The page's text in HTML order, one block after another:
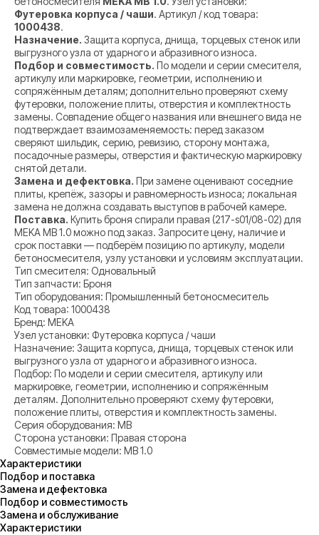
Футеровка корпуса / чаши. Артикул / код товара:
1000438.
Назначение. Защита корпуса, днища, торцевых стенок или
выгрузного узла от ударного и абразивного износа.
Подбор и совместимость. По модели и серии смесителя,
артикулу или маркировке, геометрии, исполнению и
сопряжённым деталям; дополнительно проверяют схему
футеровки, положение плиты, отверстия и комплектность
замены. Совпадение общего названия или внешнего вида не
подтверждает взаимозаменяемость: перед заказом
сверяют шильдик, серию, ревизию, сторону монтажа,
посадочные размеры, отверстия и фактическую маркировку
снятой детали.
Замена и дефектовка. При замене оценивают соседние
плиты, крепёж, зазоры и равномерность износа; локальная
замена не должна создавать выступов в рабочей камере.
Поставка. Купить броня спирали правая (217-s01/08-02) для
MEKA MB 1.0 можно под заказ. Запросите цену, наличие и
срок поставки — подберём позицию по артикулу, модели
бетоносмесителя, узлу установки и условиям эксплуатации.
Тип смесителя: Одновальный
Тип запчасти: Броня
Тип оборудования: Промышленный бетоносмеситель
Код товара: 1000438
Бренд: MEKA
Узел установки: Футеровка корпуса / чаши
Назначение: Защита корпуса, днища, торцевых стенок или
выгрузного узла от ударного и абразивного износа.
Подбор: По модели и серии смесителя, артикулу или
маркировке, геометрии, исполнению и сопряжённым
деталям. Дополнительно проверяют схему футеровки,
положение плиты, отверстия и комплектность замены.
Серия оборудования: MB
Сторона установки: Правая сторона
Совместимые модели: MB 1.0
Характеристики
Подбор и поставка
Замена и дефектовка
Подбор и совместимость
Замена и обслуживание
Характеристики